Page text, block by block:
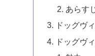
あらす
ドッグヴ
ドッグヴ